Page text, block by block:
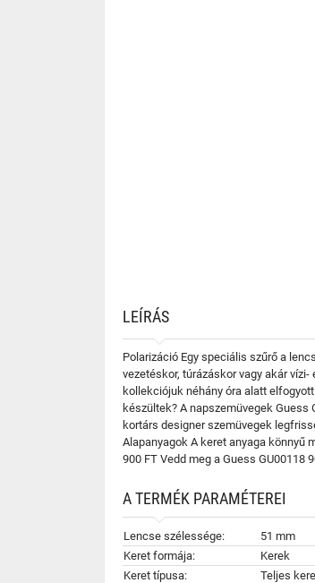
LEÍRÁS
Polarizáció Egy speciális szűrő a
vezetéskor, túrázáskor vagy akár
kollekciójuk néhány óra alatt
készültek? A napszemüvegek
kortárs designer szemüvegek
Alapanyagok A keret anyaga könnyű
900 FT Vedd meg a Guess GU00118
A TERMÉK PARAMÉTEREI
Lencse szélessége:
51 mm
Keret formája:
Kerek
Keret típusa:
Teljes